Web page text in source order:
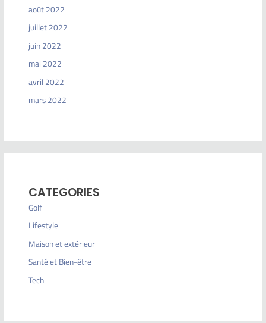
août 2022
juillet 2022
juin 2022
mai 2022
avril 2022
mars 2022
CATEGORIES
Golf
Lifestyle
Maison et extérieur
Santé et Bien-être
Tech